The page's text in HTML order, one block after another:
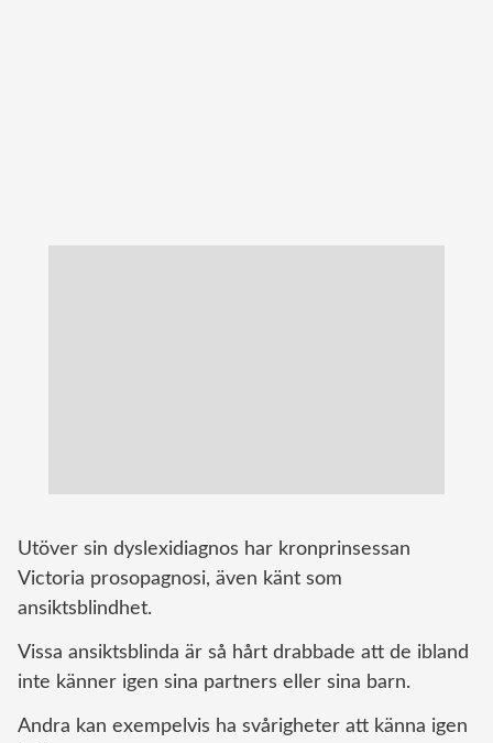
Utöver sin dyslexidiagnos har kronprinsessan
Victoria prosopagnosi, även känt som
ansiktsblindhet.
Vissa ansiktsblinda är så hårt drabbade att de ibland
inte känner igen sina partners eller sina barn.
Andra kan exempelvis ha svårigheter att känna igen